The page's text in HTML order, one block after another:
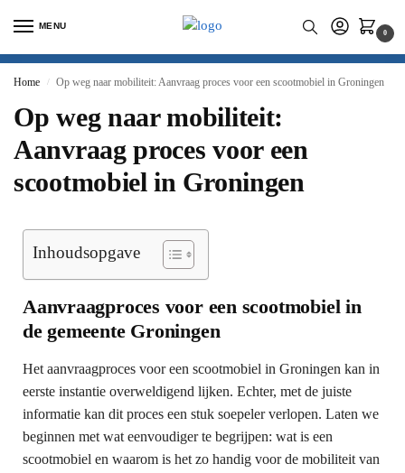
MENU
0
Home / Op weg naar mobiliteit: Aanvraag proces voor een scootmobiel in Groningen
Op weg naar mobiliteit:
Aanvraag proces voor een
scootmobiel in Groningen
Inhoudsopgave
Aanvraagproces voor een scootmobiel in
de gemeente Groningen
Het aanvraagproces voor een scootmobiel in Groningen kan in
eerste instantie overweldigend lijken. Echter, met de juiste
informatie kan dit proces een stuk soepeler verlopen. Laten we
beginnen met wat eenvoudiger te begrijpen: wat is een
scootmobiel en waarom is het zo handig voor de mobiliteit van